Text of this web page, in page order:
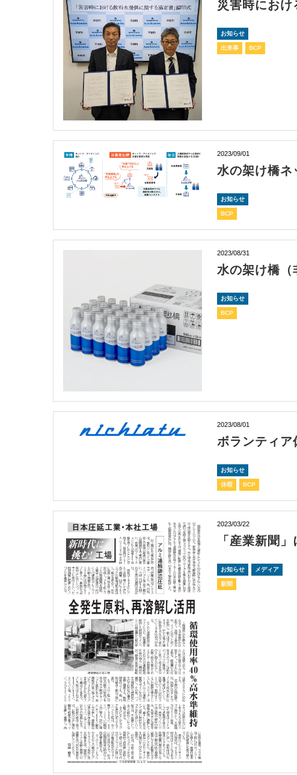
災害時におけ
お知らせ
出来事 BCP
2023/09/01
水の架け橋ネ
お知らせ
BCP
2023/08/31
水の架け橋（
お知らせ
BCP
2023/08/01
ボランティア
お知らせ
休暇 BCP
2023/03/22
「産業新聞
お知らせ メディア
新聞